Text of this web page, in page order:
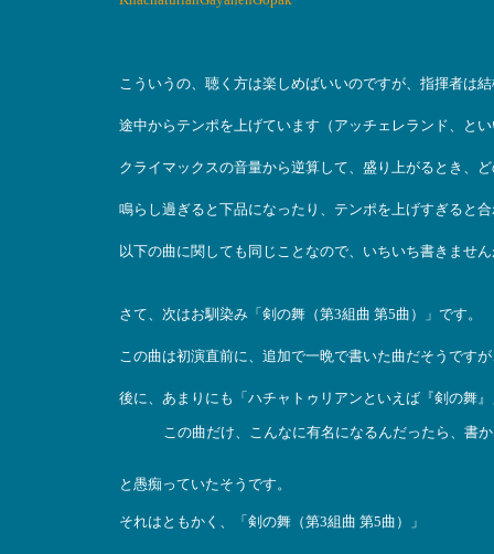
こういうの、聴く方は楽しめばいいのですが、指揮者は
途中からテンポを上げています（アッチェレランド、と
クライマックスの音量から逆算して、盛り上がるとき、
鳴らし過ぎると下品になったり、テンポを上げすぎると
以下の曲に関しても同じことなので、いちいち書きませ
さて、次はお馴染み「剣の舞（第3組曲 第5曲）」です。
この曲は初演直前に、追加で一晩で書いた曲だそうです
後に、あまりにも「ハチャトゥリアンといえば『剣の舞
この曲だけ、こんなに有名になるんだったら、書
と愚痴っていたそうです。
それはともかく、「剣の舞（第3組曲 第5曲）」